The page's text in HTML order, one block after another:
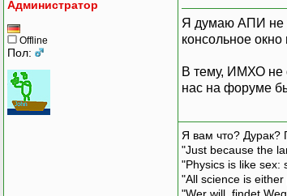
Администратор
Offline
Пол:
Я думаю АПИ не
консольное
В тему, ИМХО не
нас на форуме
Я вам что? Дурак?
"Just because the
"Physics is like sex:
"All science is